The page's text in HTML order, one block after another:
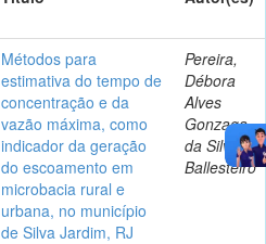
Métodos para
estimativa do tempo de
concentração e da
vazão máxima, como
indicador da geração
do escoamento em
microbacia rural e
urbana, no município
de Silva Jardim, RJ
Pereira,
Débora
Alves
Gonzaga
da Silva
Ballesteiro